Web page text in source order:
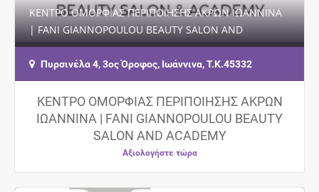
ΚΕΝΤΡΟ ΟΜΟΡΦΙΑΣ ΠΕΡΙΠΟΙΗΣΗΣ ΑΚΡΩΝ ΙΩΑΝΝΙΝΑ
| FANI GIANNOPOULOU BEAUTY SALON AND
ACADEMY Η Φανή Γιαννοπούλου και η έμπειρη ομάδα
της σας…
Πυρσινέλα 4, 3ος Όροφος, Ιωάννινα, Τ.Κ.45332
ΚΕΝΤΡΟ ΟΜΟΡΦΙΑΣ ΠΕΡΙΠΟΙΗΣΗΣ ΑΚΡΩΝ
ΙΩΑΝΝΙΝΑ | FANI GIANNOPOULOU BEAUTY
SALON AND ACADEMY
Αξιολογήστε τώρα